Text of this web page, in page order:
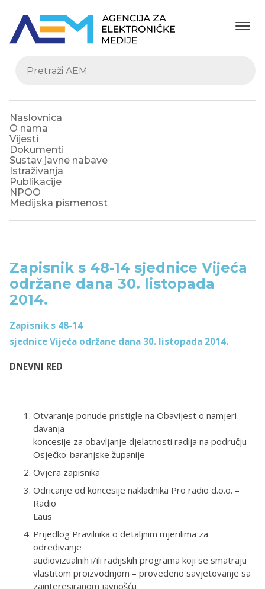
Naslovnica
O nama
Vijesti
Dokumenti
Sustav javne nabave
Istraživanja
Publikacije
NPOO
Medijska pismenost
Zapisnik s 48-14 sjednice Vijeća
održane dana 30. listopada
2014.
Zapisnik s 48-14
sjednice Vijeća održane dana 30. listopada 2014.
DNEVNI RED
Otvaranje ponude pristigle na Obavijest o namjeri
davanja
koncesije za obavljanje djelatnosti radija na području
Osječko-baranjske županije
Ovjera zapisnika
Odricanje od koncesije nakladnika Pro radio d.o.o. –
Radio
Laus
Prijedlog Pravilnika o detaljnim mjerilima za
određivanje
audiovizualnih i/ili radijskih programa koji se smatraju
vlastitom proizvodnjom – provedeno savjetovanje sa
zainteresiranom javnošću